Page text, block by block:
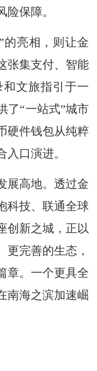
保障。
亮相，则让金
张集支付、智能
文旅指引于一
了“一站式”城市
硬件钱包从纯粹
口演进。
高地。透过金
科技、联通全球
创新之城，正以
更完善的生态，
章。一个更具全
南海之滨加速崛